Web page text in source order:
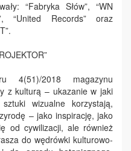
“Fabryka Słów”, “WN
“United Records” oraz
4(51)/2018 magazynu
z kulturą – ukazanie w jaki
wizualne korzystają,
– jako inspirację, jako
od cywilizacji, ale również
do wędrówki kulturowo-